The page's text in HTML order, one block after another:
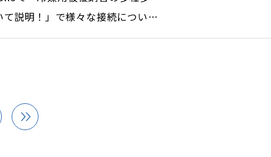
説明！」で様々な接続について
、次に保温材の接続や保護の方
ントを理解しておきましょう。